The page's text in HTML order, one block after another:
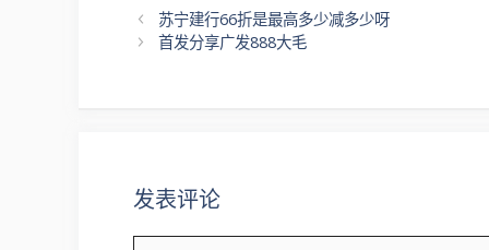
文
章
苏宁建行66折是最高多少减多少呀
首发分享广发888大毛
发表评论